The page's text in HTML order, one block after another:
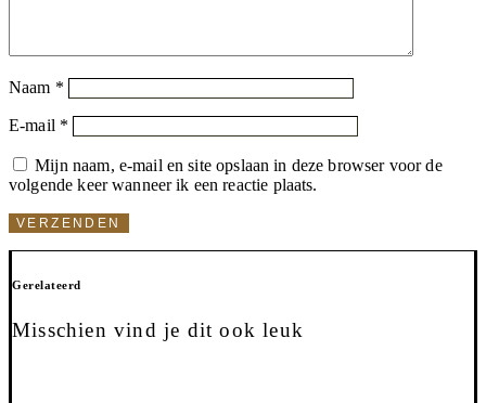
Naam *
E-mail *
Mijn naam, e-mail en site opslaan in deze browser voor de
volgende keer wanneer ik een reactie plaats.
Gerelateerd
Misschien vind je dit ook leuk